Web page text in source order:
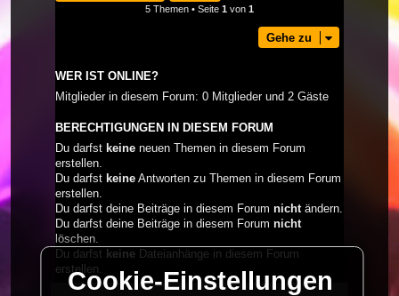
5 Themen • Seite 1 von 1
Gehe zu
WER IST ONLINE?
Mitglieder in diesem Forum: 0 Mitglieder und 2 Gäste
BERECHTIGUNGEN IN DIESEM FORUM
Du darfst keine neuen Themen in diesem Forum
erstellen.
Du darfst keine Antworten zu Themen in diesem Forum
erstellen.
Du darfst deine Beiträge in diesem Forum nichtändern.
Du darfst deine Beiträge in diesem Forum nicht
löschen.
Du darfst keine Dateianhänge in diesem Forum
erstellen.
Cookie-Einstellungen